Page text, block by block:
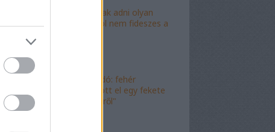
"Lóf.szt fognak adni olyan
területre, ahol nem fideszes a
"Magyar híradó: fehér
gyereket lopott el egy fekete
férfi az erkélyről"